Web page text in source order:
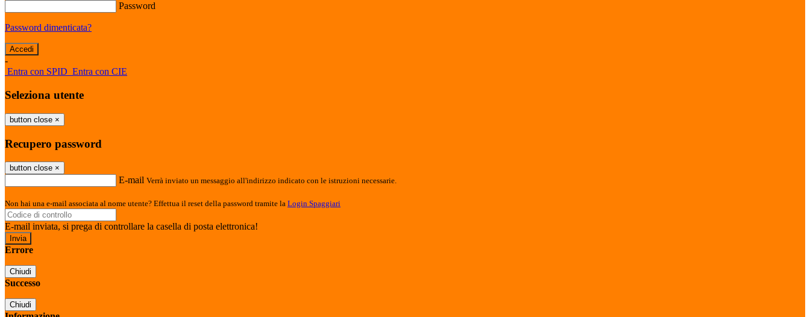
Password
Password dimenticata?
-
Entra con SPID Entra con CIE
Seleziona utente
button close ×
Recupero password
button close ×
E-mail Verrà inviato un messaggio all'indirizzo indicato con le istruzioni necessarie.
Non hai una e-mail associata al nome utente? Effettua il reset della password tramite la Login Spaggiari
E-mail inviata, si prega di controllare la casella di posta elettronica!
Errore
Chiudi
Successo
Chiudi